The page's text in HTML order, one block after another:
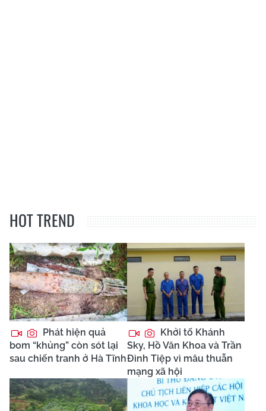
HOT TREND
Phát hiện quả
bom “khủng” còn sót lại
sau chiến tranh ở Hà Tĩnh
Khởi tố Khánh
Sky, Hồ Văn Khoa và Trần
Đình Tiệp vì mâu thuẫn
mạng xã hội